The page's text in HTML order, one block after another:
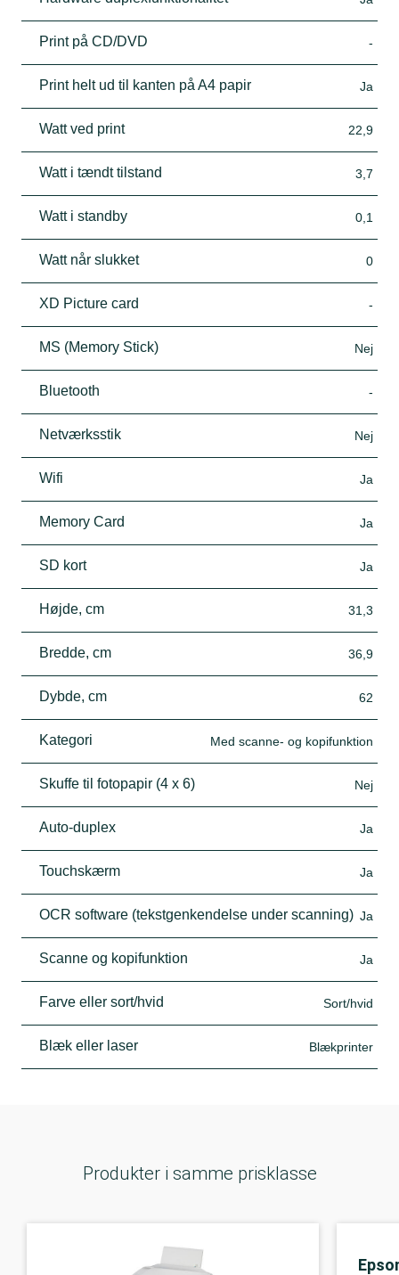
Print på CD/DVD -
Print helt ud til kanten på A4 papir Ja
Watt ved print 22,9
Watt i tændt tilstand 3,7
Watt i standby 0,1
Watt når slukket 0
XD Picture card -
MS (Memory Stick) Nej
Bluetooth -
Netværksstik Nej
Wifi Ja
Memory Card Ja
SD kort Ja
Højde, cm 31,3
Bredde, cm 36,9
Dybde, cm 62
Kategori Med scanne- og kopifunktion
Skuffe til fotopapir (4 x 6) Nej
Auto-duplex Ja
Touchskærm Ja
OCR software (tekstgenkendelse under scanning) Ja
Scanne og kopifunktion Ja
Farve eller sort/hvid Sort/hvid
Blæk eller laser Blækprinter
Produkter i samme prisklasse